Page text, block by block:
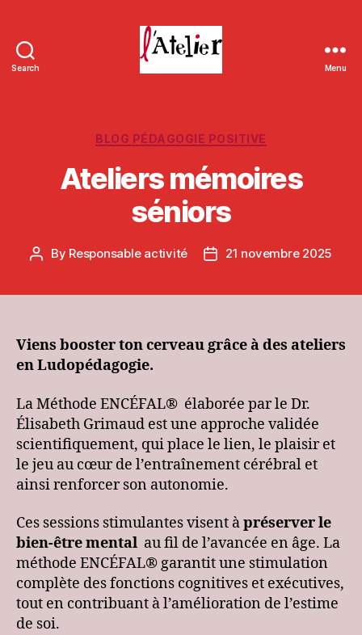
Search Menu
Categories
BLOG PÉDAGOGIE POSITIVE
Ateliers mémoires
séniors
Post
By Responsable activité
Post21 novembre 2025
Viens booster ton cerveau grâce à des ateliers
en Ludopédagogie.
La Méthode ENCÉFAL® élaborée par le Dr.
Élisabeth Grimaud est une approche validée
scientifiquement, qui place le lien, le plaisir et
le jeu au cœur de l’entraînement cérébral et
ainsi renforcer son autonomie.
Ces sessions stimulantes visent àpréserver le
bien-être mental au fil de l’avancée en âge. La
méthode ENCÉFAL® garantit une stimulation
complète des fonctions cognitives et exécutives,
tout en contribuant à l’amélioration de l’estime
de soi.